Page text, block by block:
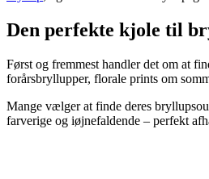
Den perfekte kjole til
Først og fremmest handler det om at
forårsbryllupper, florale prints om
Mange vælger at finde deres
farverige og iøjnefaldende – perfekt